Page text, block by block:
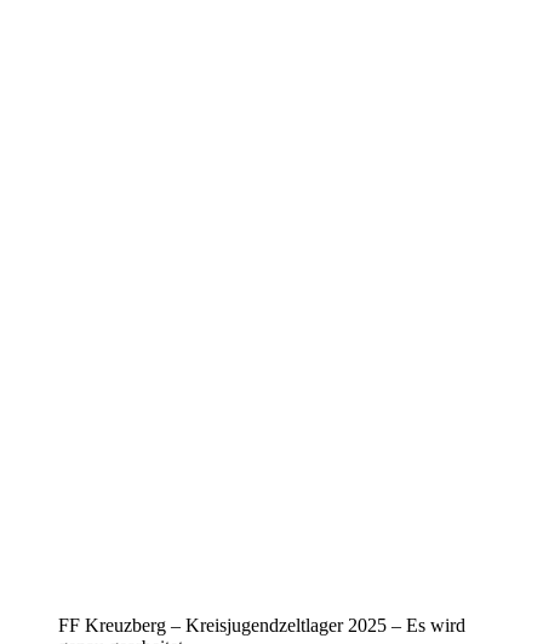
FF Kreuzberg – Kreisjugendzeltlager 2025 – Es wird